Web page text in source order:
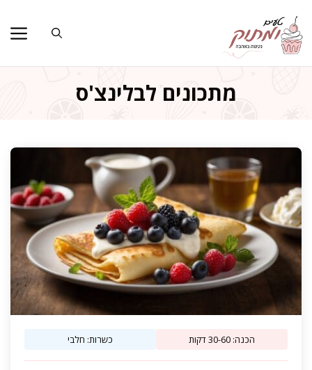
לתוכן
מתכונים לבלינצ'ס
הכנה: 30-60 דקות כשרות: חלבי